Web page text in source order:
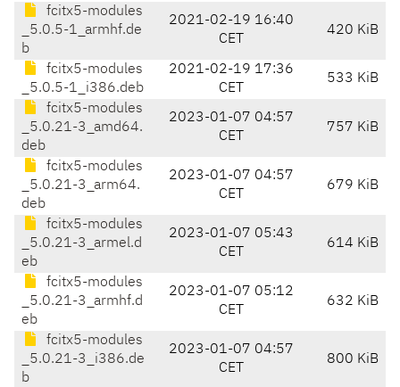
fcitx5-modules
_5.0.5-1_armhf.de
b
2021-02-19 16:40
CET
420 KiB
fcitx5-modules
_5.0.5-1_i386.deb
2021-02-19 17:36
CET
533 KiB
fcitx5-modules
_5.0.21-3_amd64.
deb
2023-01-07 04:57
CET
757 KiB
fcitx5-modules
_5.0.21-3_arm64.
deb
2023-01-07 04:57
CET
679 KiB
fcitx5-modules
_5.0.21-3_armel.d
eb
2023-01-07 05:43
CET
614 KiB
fcitx5-modules
_5.0.21-3_armhf.d
eb
2023-01-07 05:12
CET
632 KiB
fcitx5-modules
_5.0.21-3_i386.de
b
2023-01-07 04:57
CET
800 KiB